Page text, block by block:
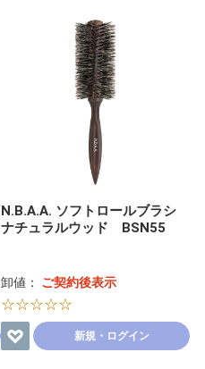
N.B.A.A. ソフトロールブラシ
ナチュラルウッド BSN55
卸値： ご契約後表示
☆☆☆☆☆
新規・ログイン